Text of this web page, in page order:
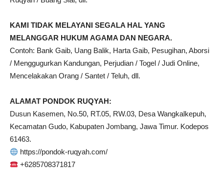
KAMI TIDAK MELAYANI SEGALA HAL YANG
MELANGGAR HUKUM AGAMA DAN NEGARA.
Contoh: Bank Gaib, Uang Balik, Harta Gaib, Pesugihan, Aborsi
/ Menggugurkan Kandungan, Perjudian / Togel / Judi Online,
Mencelakakan Orang / Santet / Teluh, dll.
ALAMAT PONDOK RUQYAH:
Dusun Kasemen, No.50, RT.05, RW.03, Desa Wangkalkepuh,
Kecamatan Gudo, Kabupaten Jombang, Jawa Timur. Kodepos
61463.
https://pondok-ruqyah.com/
+6285708371817